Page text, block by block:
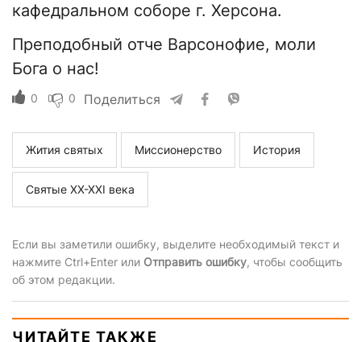
кафедральном соборе г. Херсона.
Преподобный отче Варсонофие, моли
Бога о нас!
0 0 Поделиться
Жития святых Миссионерство История
Святые ХХ-ХХI века
Если вы заметили ошибку, выделите необходимый текст и
нажмите Ctrl+Enter или Отправить ошибку, чтобы сообщить
об этом редакции.
ЧИТАЙТЕ ТАКЖЕ